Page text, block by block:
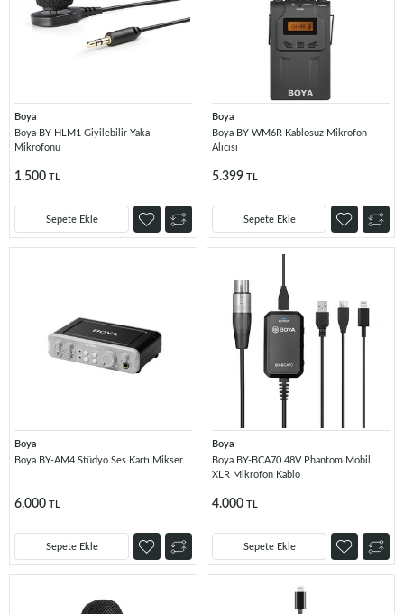
Boya
Boya BY-HLM1 Giyilebilir Yaka
Mikrofonu
1.500 TL
Sepete Ekle
Boya
Boya BY-WM6R Kablosuz Mikrofon
Alıcısı
5.399 TL
Sepete Ekle
Boya
Boya BY-AM4 Stüdyo Ses Kartı Mikser
6.000 TL
Sepete Ekle
Boya
Boya BY-BCA70 48V Phantom Mobil
XLR Mikrofon Kablo
4.000 TL
Sepete Ekle